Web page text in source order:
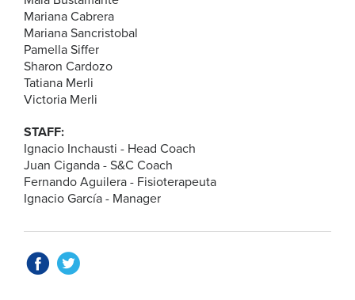
Mariana Cabrera
Mariana Sancristobal
Pamella Siffer
Sharon Cardozo
Tatiana Merli
Victoria Merli
STAFF:
Ignacio Inchausti - Head Coach
Juan Ciganda - S&C Coach
Fernando Aguilera - Fisioterapeuta
Ignacio García - Manager